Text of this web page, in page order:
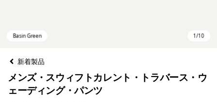
新着製品
メンズ・スウィフトカレント・トラバース・ウ
ェーディング・パンツ